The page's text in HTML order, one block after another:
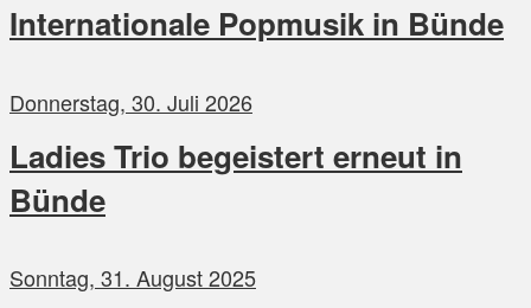
Internationale Popmusik in Bünde
Donnerstag, 30. Juli 2026
Ladies Trio begeistert erneut in
Bünde
Sonntag, 31. August 2025